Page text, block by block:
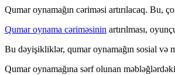
Qumar oynamağın cəriməsi artırılacaq. Bu,
Qumar oynama cəriməsinin artırılması,
Bu dəyişikliklər, qumar oynamağın sosial və
Qumar oynamağına sərf olunan